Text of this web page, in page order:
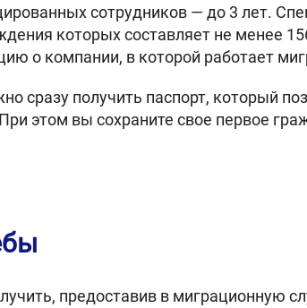
сотрудников — до 3 лет.
которых составляет не менее
о компании, в которой работает
сразу получить паспорт, который
этом вы сохраните свое первое
предоставив в миграционную